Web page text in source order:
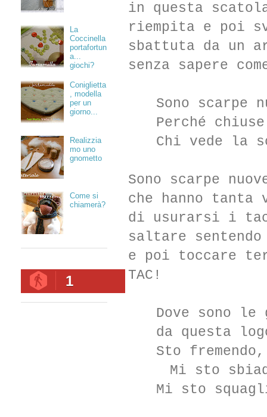
in questa
riempita e poi
sbattuta da un
senza sapere
Sono scarpe
Perché
Chi vede la
Sono scarpe
che hanno tanta
di usurarsi i
saltare
e poi toccare
TAC!
Dove sono le
da questa
Sto
Mi sto
Mi sto
La
Coccinella
portafortun
a...
giochi?
Coniglietta
, modella
per un
giorno...
Realizzia
mo uno
gnometto
Come si
chiamerà?
1